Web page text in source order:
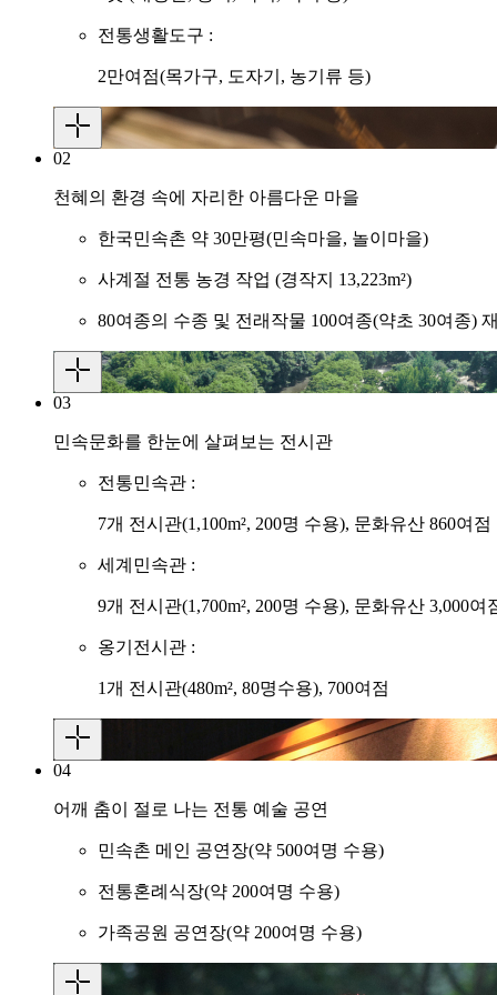
전통생활도구 :
2만여점(목가구, 도자기, 농기류 등)
02
천혜의 환경 속에 자리한 아름다운 마을
한국민속촌 약 30만평(민속마을, 놀이마을)
사계절 전통 농경 작업 (경작지 13,223m²)
80여종의 수종 및 전래작물 100여종(약초 30여종)
03
민속문화를 한눈에 살펴보는 전시관
전통민속관 :
7개 전시관(1,100m², 200명 수용), 문화유산 860여점
세계민속관 :
9개 전시관(1,700m², 200명 수용), 문화유산 3,000여
옹기전시관 :
1개 전시관(480m², 80명수용), 700여점
04
어깨 춤이 절로 나는 전통 예술 공연
민속촌 메인 공연장(약 500여명 수용)
전통혼례식장(약 200여명 수용)
가족공원 공연장(약 200여명 수용)